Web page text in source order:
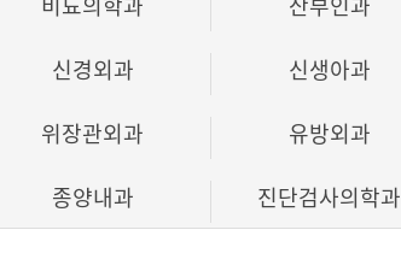
신경외과 신생아과
위장관외과 유방외과
종양내과 진단검사의학과